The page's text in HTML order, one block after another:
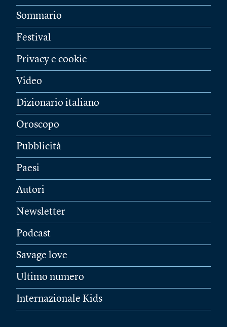
Sommario
Festival
Privacy e cookie
Video
Dizionario italiano
Oroscopo
Pubblicità
Paesi
Autori
Newsletter
Podcast
Savage love
Ultimo numero
Internazionale Kids